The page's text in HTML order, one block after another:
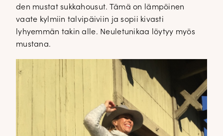
den mustat sukkahousut. Tämä on lämpöinen
vaate kylmiin talvipäiviin ja sopii kivasti
lyhyemmän takin alle. Neuletunikaa löytyy myös
mustana.